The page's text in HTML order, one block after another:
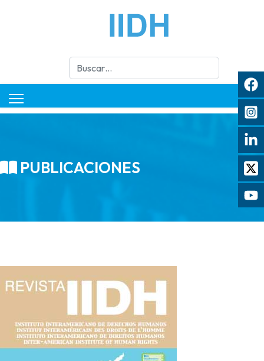
Buscar
PUBLICACIONES